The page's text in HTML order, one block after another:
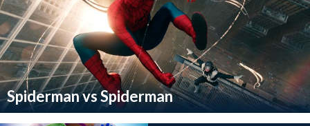
Spiderman vs Spiderman